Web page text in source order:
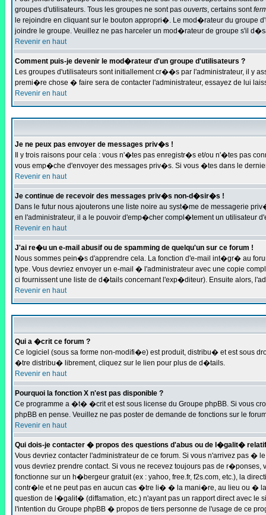
groupes d'utilisateurs. Tous les groupes ne sont pas ouverts, certains sont
le rejoindre en cliquant sur le bouton appropri�. Le mod�rateur du groupe
joindre le groupe. Veuillez ne pas harceler un mod�rateur de groupe s'il
Revenir en haut
Comment puis-je devenir le mod�rateur d'un groupe d'utilisateurs ?
Les groupes d'utilisateurs sont initiallement cr��s par l'administrateur, il
premi�re chose � faire sera de contacter l'administrateur, essayez de lui
Revenir en haut
Je ne peux pas envoyer de messages priv�s !
Il y trois raisons pour cela : vous n'�tes pas enregistr�s et/ou n'�tes pas
vous emp�che d'envoyer des messages priv�s. Si vous �tes dans le
Revenir en haut
Je continue de recevoir des messages priv�s non-d�sir�s !
Dans le futur nous ajouterons une liste noire au syst�me de messagerie
en l'administrateur, il a le pouvoir d'emp�cher compl�tement un utilisateur
Revenir en haut
J'ai re�u un e-mail abusif ou de spamming de quelqu'un sur ce forum !
Nous sommes pein�s d'apprendre cela. La fonction d'e-mail int�gr� au
type. Vous devriez envoyer un e-mail � l'administrateur avec une copie
ci fournissent une liste de d�tails concernant l'exp�diteur). Ensuite alors,
Revenir en haut
Qui a �crit ce forum ?
Ce logiciel (sous sa forme non-modifi�e) est produit, distribu� et est sous
�tre distribu� librement, cliquez sur le lien pour plus de d�tails.
Revenir en haut
Pourquoi la fonction X n'est pas disponible ?
Ce programme a �t� �crit et est sous license du Groupe phpBB. Si vous
phpBB en pense. Veuillez ne pas poster de demande de fonctions sur le
Revenir en haut
Qui dois-je contacter � propos des questions d'abus ou de l�galit�
Vous devriez contacter l'administrateur de ce forum. Si vous n'arrivez pas �
vous devriez prendre contact. Si vous ne recevez toujours pas de
fonctionne sur un h�bergeur gratuit (ex : yahoo, free.fr, f2s.com, etc.), la
contr�le et ne peut pas en aucun cas �tre li� � la mani�re, au lieu ou � la
question de l�galit� (diffamation, etc.) n'ayant pas un rapport direct avec le
l'intention du Groupe phpBB � propos de tiers personne de l'usage de ce